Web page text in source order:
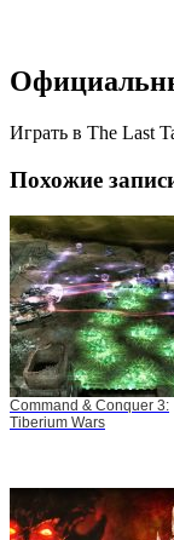
Играть в The Last
Похожие
Command & Conquer 3:
Tiberium Wars